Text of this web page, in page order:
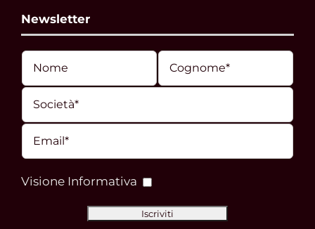
Newsletter
Visione Informativa